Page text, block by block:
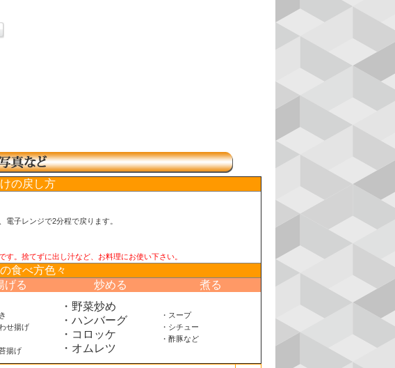
の戻し方
子レンジで2分程で戻ります。
。捨てずに出し汁など、お料理にお使い下さい。
食べ方色々
げる 炒める 煮る
せ揚げ
揚げ
・野菜炒め
・ハンバーグ
・コロッケ
・オムレツ
・スープ
・シチュー
・酢豚など